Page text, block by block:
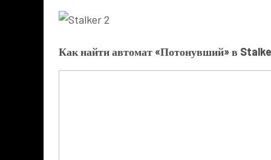
Как найти автомат «Потонувший» в